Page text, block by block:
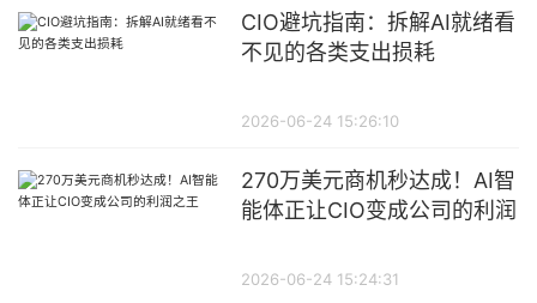
CIO避坑指南：拆解AI就绪看
不见的各类支出损耗
2026-06-24 15:26:10
270万美元商机秒达成！AI智
能体正让CIO变成公司的利润
2026-06-24 15:24:31